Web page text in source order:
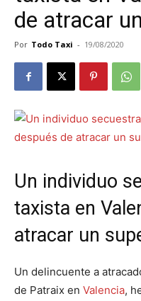
de atracar
Por Todo Taxi - 19/08/2020
Un individuo
taxista en
atracar un
Un delincuente a
de Patraix en Valencia,